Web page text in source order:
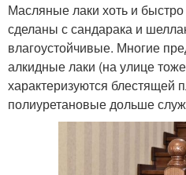
Масляные лаки хоть и
сделаны с сандарака и
влагоустойчивые. Многие
алкидные лаки (на улице
характеризуются блестящей
полиуретановые дольше